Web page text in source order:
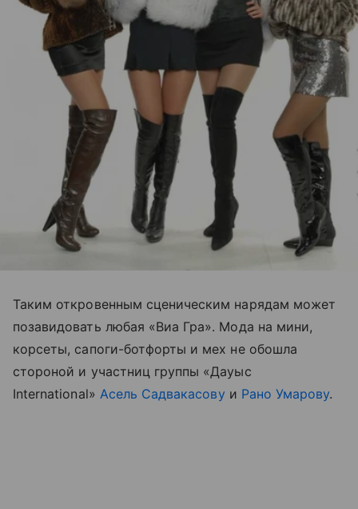
Таким откровенным сценическим нарядам может
позавидовать любая «Виа Гра». Мода на мини,
корсеты, сапоги-ботфорты и мех не обошла
стороной и участниц группы «Дауыс
International» Асель Садвакасову и Рано Умарову.